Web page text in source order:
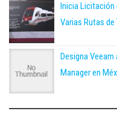
Inicia Licitación
Varias Rutas de
Designa
Manager en